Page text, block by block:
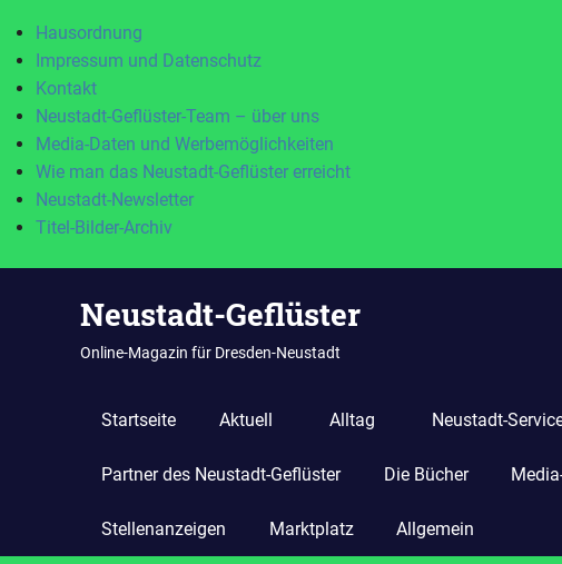
Hausordnung
Impressum und Datenschutz
Kontakt
Neustadt-Geflüster-Team – über uns
Media-Daten und Werbemöglichkeiten
Wie man das Neustadt-Geflüster erreicht
Neustadt-Newsletter
Titel-Bilder-Archiv
Neustadt-Geflüster
Online-Magazin für Dresden-Neustadt
Startseite Aktuell Alltag Neustadt-
Partner des Neustadt-Geflüster Die Bücher
Stellenanzeigen Marktplatz Allgemein